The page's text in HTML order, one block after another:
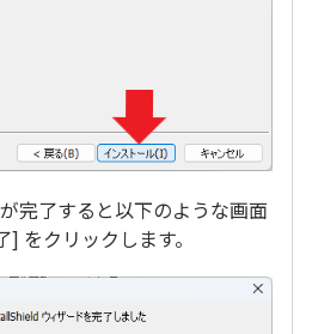
完了すると以下のような画面
をクリックします。